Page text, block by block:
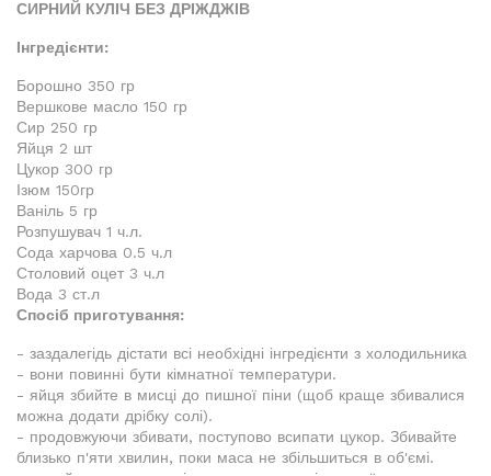
СИРНИЙ КУЛІЧ БЕЗ ДРІЖДЖІВ
Інгредієнти:
Борошно 350 гр
Вершкове масло 150 гр
Сир 250 гр
Яйця 2 шт
Цукор 300 гр
Ізюм 150гр
Ваніль 5 гр
Розпушувач 1 ч.л.
Сода харчова 0.5 ч.л
Столовий оцет 3 ч.л
Вода 3 ст.л
Спосіб приготування:
- заздалегідь дістати всі необхідні інгредієнти з холодильника
- вони повинні бути кімнатної температури.
- яйця збийте в мисці до пишної піни (щоб краще збивалися
можна додати дрібку солі).
- продовжуючи збивати, поступово всипати цукор. Збивайте
близько п'яти хвилин, поки маса не збільшиться в об'ємі.